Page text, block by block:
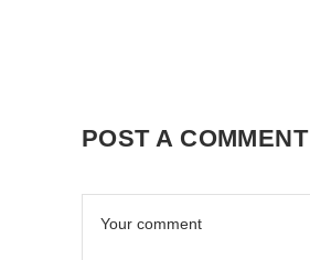
POST A COMMENT